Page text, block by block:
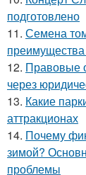
подготовлено
11. Семена
12. Правовые
через
13. Какие
аттракционах
14. Почему
зимой?
проблемы